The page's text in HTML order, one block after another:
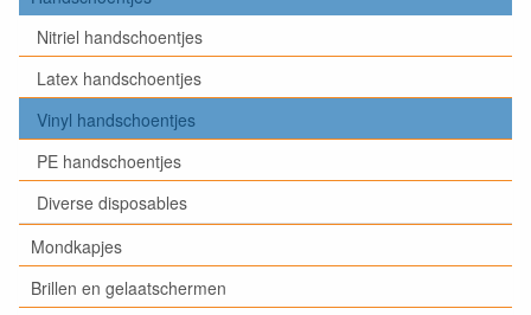
Nitriel handschoentjes
Latex handschoentjes
Vinyl handschoentjes
PE handschoentjes
Diverse disposables
Mondkapjes
Brillen en gelaatschermen